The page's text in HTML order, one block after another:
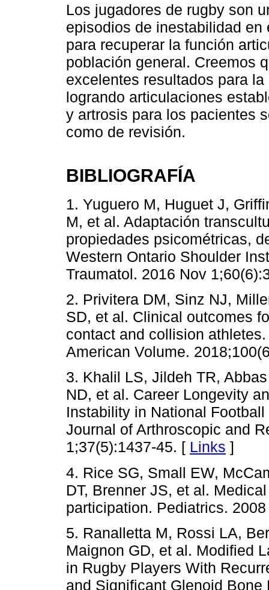
Los jugadores de rugby son
episodios de inestabilidad
para recuperar la función
población general. Creemos
excelentes resultados para
logrando articulaciones
y artrosis para los pacientes
como de revisión.
BIBLIOGRAFÍA
1. Yuguero M, Huguet J,
M, et al. Adaptación
propiedades psicométricas,
Western Ontario Shoulder
Traumatol. 2016 Nov
2. Privitera DM, Sinz NJ,
SD, et al. Clinical outcomes
contact and collision
American Volume.
3. Khalil LS, Jildeh TR,
ND, et al. Career Longevity
Instability in National
Journal of Arthroscopic and
1;37(5):1437-45. [ Links ]
4. Rice SG, Small EW,
DT, Brenner JS, et al.
participation. Pediatrics.
5. Ranalletta M, Rossi LA,
Maignon GD, et al. Modified
in Rugby Players With
and Significant Glenoid